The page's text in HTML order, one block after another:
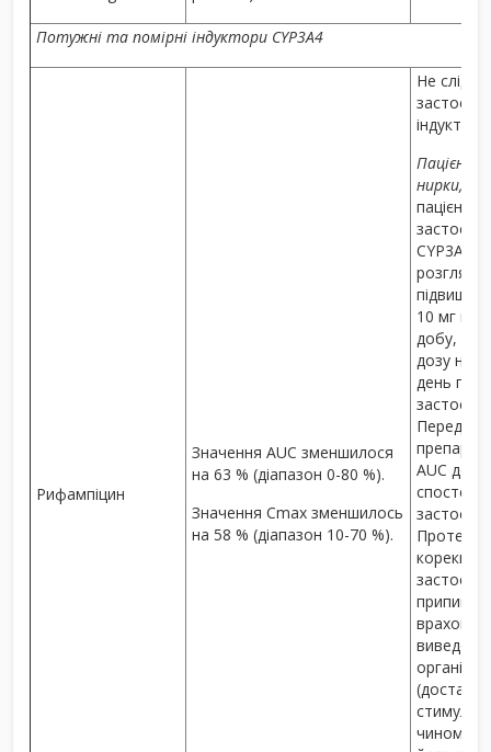
Потужні та помірні індуктори CYP3A4
Рифампіцин
Значення AUC зменшилося
на 63 % (діапазон 0-80 %).
Значення Cmax зменшилось
на 58 % (діапазон 10-70 %).
Не слід
Пацієнти
нирки,
пацієнт
CYP3A4
10 мг на
добу,
дозу на
день
AUC до
Проте
корекції
чином